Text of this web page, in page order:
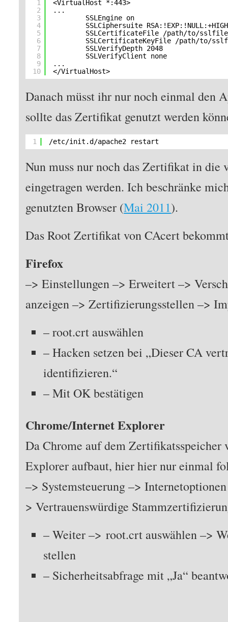
1
2
3
4
5
6
7
8
9
10
<VirtualHost *:443>
...
SSLEngine on
SSLCiphersuite
SSLCertificateFile
/path/to/sslfile/
SSLCertificateKeyFile
/path/to/
SSLVerifyDepth 2048
SSLVerifyClient none
...
</VirtualHost>
Danach müsst ihr nur noch einmal den
sollte das Zertifikat genutzt werden
1 /etc/init .d /apache2 restart
Nun muss nur noch das Zertifikat in die
eingetragen werden. Ich beschränke
genutzten Browser (Mai 2011).
Das Root Zertifikat von CAcert
Firefox
–> Einstellungen –> Erweitert –>
anzeigen –> Zertifizierungsstellen –>
– root.crt auswählen
– Hacken setzen bei „Dieser CA
identifizieren.“
– Mit OK bestätigen
Chrome/Internet Explorer
Da Chrome auf dem Zertifikatsspeicher
Explorer aufbaut, hier hier nur einmal
–> Systemsteuerung –>
> Vertrauenswürdige
– Weiter –> root.crt auswählen –>
stellen
– Sicherheitsabfrage mit „Ja“